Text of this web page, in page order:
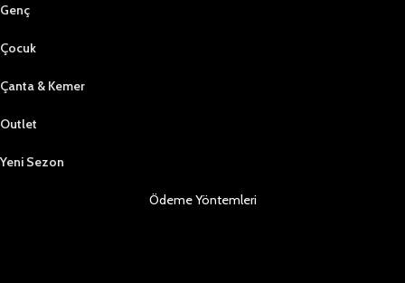
Genç
Çocuk
Çanta & Kemer
Outlet
Yeni Sezon
Ödeme Yöntemleri